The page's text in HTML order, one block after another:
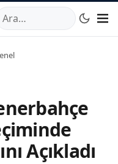
34520TRTelefon:0850
Açıkladı